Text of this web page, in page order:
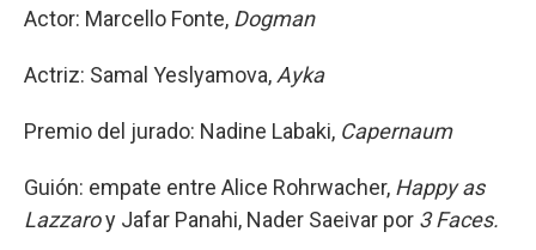
Actor: Marcello Fonte, Dogman
Actriz: Samal Yeslyamova, Ayka
Premio del jurado: Nadine Labaki, Capernaum
Guión: empate entre Alice Rohrwacher, Happy as
Lazzaroy Jafar Panahi, Nader Saeivar por 3 Faces.